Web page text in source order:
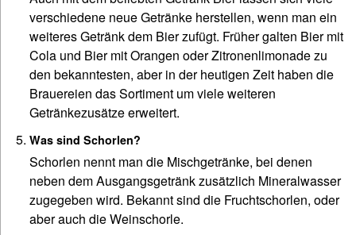
verschiedene neue Getränke herstellen, wenn man ein
weiteres Getränk dem Bier zufügt. Früher galten Bier mit
Cola und Bier mit Orangen oder Zitronenlimonade zu
den bekanntesten, aber in der heutigen Zeit haben die
Brauereien das Sortiment um viele weiteren
Getränkezusätze erweitert.
Was sind Schorlen?
Schorlen nennt man die Mischgetränke, bei denen
neben dem Ausgangsgetränk zusätzlich Mineralwasser
zugegeben wird. Bekannt sind die Fruchtschorlen, oder
aber auch die Weinschorle.